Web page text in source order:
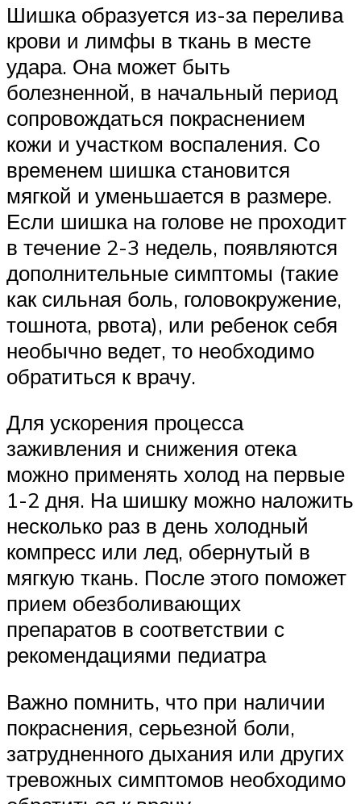
Шишка образуется из-за перелива
крови и лимфы в ткань в месте
удара. Она может быть
болезненной, в начальный период
сопровождаться покраснением
кожи и участком воспаления. Со
временем шишка становится
мягкой и уменьшается в размере.
Если шишка на голове не проходит
в течение 2-3 недель, появляются
дополнительные симптомы (такие
как сильная боль, головокружение,
тошнота, рвота), или ребенок себя
необычно ведет, то необходимо
обратиться к врачу.
Для ускорения процесса
заживления и снижения отека
можно применять холод на первые
1-2 дня. На шишку можно наложить
несколько раз в день холодный
компресс или лед, обернутый в
мягкую ткань. После этого поможет
прием обезболивающих
препаратов в соответствии с
рекомендациями педиатра
Важно помнить, что при наличии
покраснения, серьезной боли,
затрудненного дыхания или других
тревожных симптомов необходимо